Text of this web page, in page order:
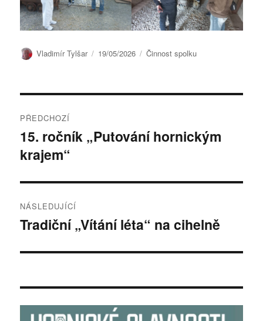
Autor:
Vladimír Tylšar Publikováno:
19/05/2026 Rubriky:
Činnost spolku
pro
příspěvek
PŘEDCHOZÍ
Předchozí
příspěvek:
15. ročník „Putování hornickým
krajem“
NÁSLEDUJÍCÍ
Následující
Tradiční „Vítání léta“ na cihelně